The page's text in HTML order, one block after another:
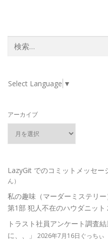
索:
Select Language ▼
アーカイブ
LazyGit でのコミットメッセー
ん）
私の趣味（マーダーミステリ
第1部 犯人不在のハウダニット
トラスト社員アンケート調査
に、、」
2026年7月16日ぐっちぃ